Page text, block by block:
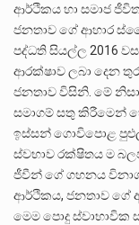
ආර්ථිකය හා සමාජ
ජනතාව ගේ ආහාර
පද්ධති සියල්ල 2016
ආරක්ෂාව ලබා දෙන
ජනතාව විසිනි. මේ
සමාගම් සතු කිරීමෙන්
ඉස්සන් ගොවිපොළ
ස්වභාව රක්ෂිතය ම
ජීවීන් ගේ ගහනය
ආර්ථිකය, ජනතාව ගේ
මෙම පොදු ස්වාභාවික